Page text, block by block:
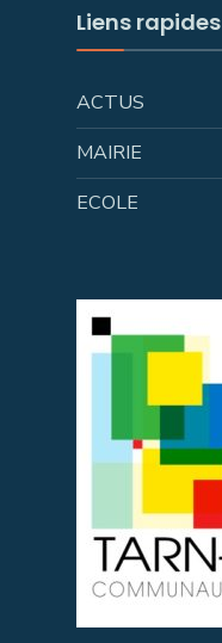
Liens rapides
ACTUS
MAIRIE
ECOLE